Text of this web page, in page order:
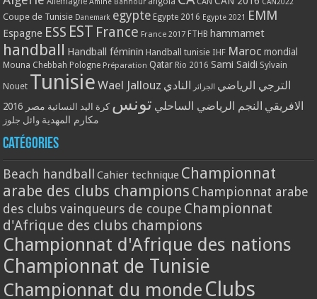
Amine Bannour CAN2022
Coupe de Tunisie Danemark egypte Egypte 2016 Egypte 2021 EMM
Espagne ESS EST France France 2017 FTHB hammamet
handball Handball féminin Handball tunisie IHF Maroc mondial
Mouna Chebbah Pologne Préparation Qatar Rio 2016 Sami Saidi Sylvain
Nouet Tunisie Wael Jallouz الترجي الرياضي الجزائر
النادي
الافريقي النجم الرياضي الساحلي تونس كرة اليد النسائية مصر 2016
مكارم المهدية وائل جلوز
Catégories
Beach handball Cahier technique Championnat
arabe des clubs champions Championnat arabe
des clubs vainqueurs de coupe Championnat
d'Afrique des clubs champions
Championnat d'Afrique des nations
Championnat de Tunisie
Championnat du monde Clubs